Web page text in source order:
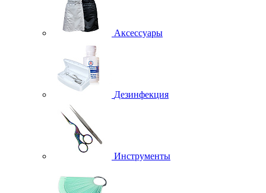
Аксессуары
Дезинфекция
Инструменты